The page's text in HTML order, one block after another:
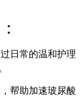
日常的温和护理
帮助加速玻尿酸